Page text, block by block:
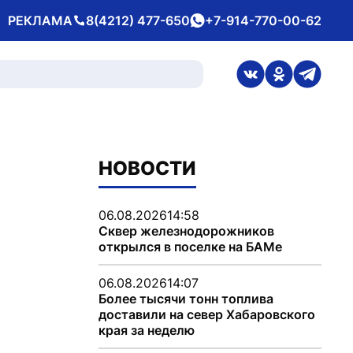
РЕКЛАМА
Телефон 8(4212) 477-650whatsApp
+7-914-770-00-62
ссылка на
ссылка на
НОВОСТИ
06.08.202614:58
Сквер железнодорожников
открылся в поселке на БАМе
06.08.202614:07
Более тысячи тонн топлива
доставили на север Хабаровского
края за неделю